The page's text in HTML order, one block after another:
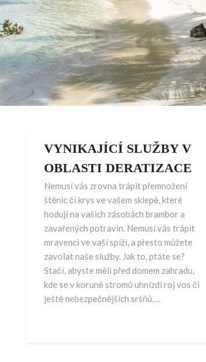
VYNIKAJÍCÍ SLUŽBY V
OBLASTI DERATIZACE
Nemusí vás zrovna trápit přemnožení
štěnic či krys ve vašem sklepě, které
hodují na vašich zásobách brambor a
zavařených potravin. Nemusí vás trápit
mravenci ve vaší spíži, a přesto můžete
zavolat naše služby. Jak to, ptáte se?
Stačí, abyste měli před domem zahradu,
kde se v koruně stromů uhnízdí roj vos či
ještě nebezpečnějších sršňů….